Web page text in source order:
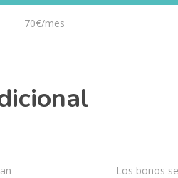
70€/mes
Los bonos